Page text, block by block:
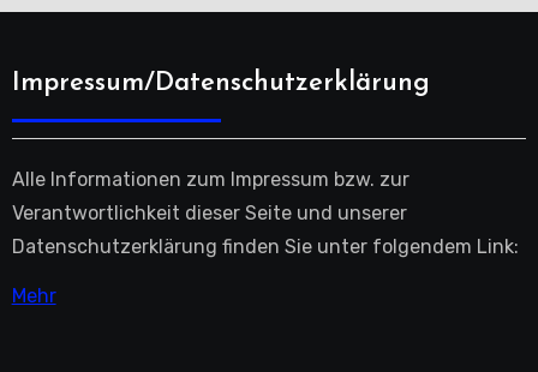
Impressum/Datenschutzerklärung
Alle Informationen zum Impressum bzw. zur
Verantwortlichkeit dieser Seite und unserer
Datenschutzerklärung finden Sie unter folgendem Link:
Mehr